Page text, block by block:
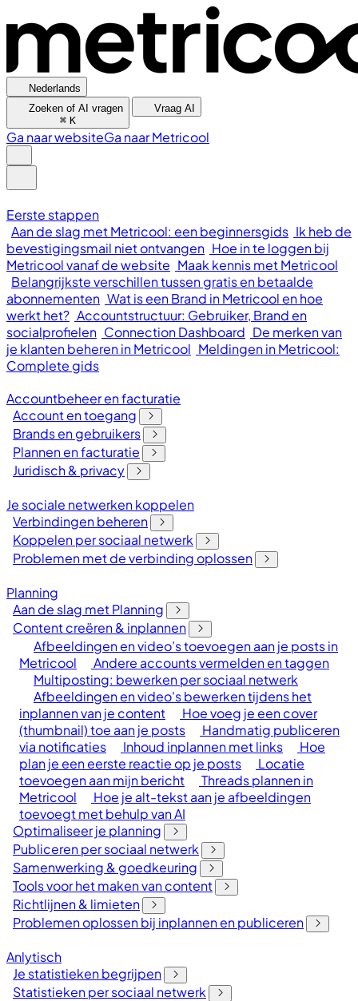
Nederlands
Zoeken of AI vragen
⌘ K
Vraag AI
Ga naar websiteGa naar Metricool
Eerste stappen
Aan de slag met Metricool: een beginnersgids Ik heb de
bevestigingsmail niet ontvangen Hoe in te loggen bij
Metricool vanaf de website Maak kennis met Metricool
Belangrijkste verschillen tussen gratis en betaalde
abonnementen Wat is een Brand in Metricool en hoe
werkt het? Accountstructuur: Gebruiker, Brand en
socialprofielen Connection Dashboard De merken van
je klanten beheren in Metricool Meldingen in Metricool:
Complete gids
Accountbeheer en facturatie
Account en toegang
Brands en gebruikers
Plannen en facturatie
Juridisch & privacy
Je sociale netwerken koppelen
Verbindingen beheren
Koppelen per sociaal netwerk
Problemen met de verbinding oplossen
Planning
Aan de slag met Planning
Content creëren & inplannen
Afbeeldingen en video’s toevoegen aan je posts in
Metricool
Andere accounts vermelden en taggen
Multiposting: bewerken per sociaal netwerk
Afbeeldingen en video's bewerken tijdens het
inplannen van je content
Hoe voeg je een cover
(thumbnail) toe aan je posts
Handmatig publiceren
via notificaties
Inhoud inplannen met links
Hoe
plan je een eerste reactie op je posts
Locatie
toevoegen aan mijn bericht
Threads plannen in
Metricool
Hoe je alt-tekst aan je afbeeldingen
toevoegt met behulp van AI
Optimaliseer je planning
Publiceren per sociaal netwerk
Samenwerking & goedkeuring
Tools voor het maken van content
Richtlijnen & limieten
Problemen oplossen bij inplannen en publiceren
Anlytisch
Je statistieken begrijpen
Statistieken per sociaal netwerk